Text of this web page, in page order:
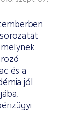
és a
jól